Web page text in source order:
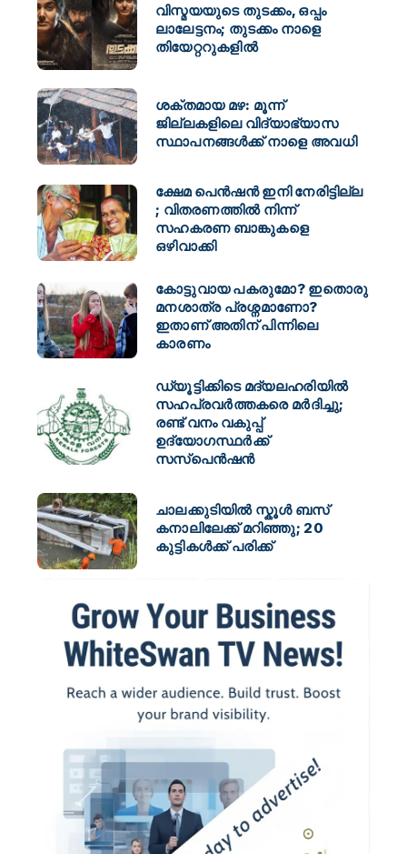
വിസ്മയയുടെ തുടക്കം, ഒപ്പം
ലാലേട്ടനം; തുടക്കം നാളെ
തിയേറ്ററുകളിൽ
ശക്തമായ മഴ: മൂന്ന്
ജില്ലകളിലെ വിദ്യാഭ്യാസ
സ്ഥാപനങ്ങള്‍ക്ക് നാളെ അവധി
ക്ഷേമ പെൻഷൻ ഇനി നേരിട്ടില്ല
; വിതരണത്തിൽ നിന്ന്
സഹകരണ ബാങ്കുകളെ
ഒഴിവാക്കി
കോട്ടുവായ പകരുമോ? ഇതൊരു
മനശാത്ര പ്രശ്നമാണോ?
ഇതാണ് അതിന് പിന്നിലെ
കാരണം
ഡ്യൂട്ടിക്കിടെ മദ്യലഹരിയിൽ
സഹപ്രവർത്തകരെ മർദിച്ചു;
രണ്ട് വനം വകുപ്പ്
ഉദ്യോഗസ്ഥർക്ക്
സസ്പെൻഷൻ
ചാലക്കുടിയിൽ സ്കൂൾ ബസ്
കനാലിലേക്ക് മറിഞ്ഞു; 20
കുട്ടികൾക്ക് പരിക്ക്